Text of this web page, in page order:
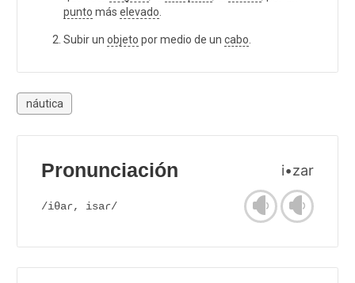
punto más elevado
Subir un objeto por medio de un cabo
náutica
Pronunciación i•zar
/iθaɾ, isaɾ/